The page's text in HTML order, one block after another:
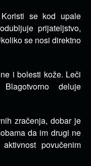
se kod upale
prijateljstvo,
se nosi direktno
i bolesti kože. Leči
deluje
zračenja, dobar je
da im drugi ne
povučenim